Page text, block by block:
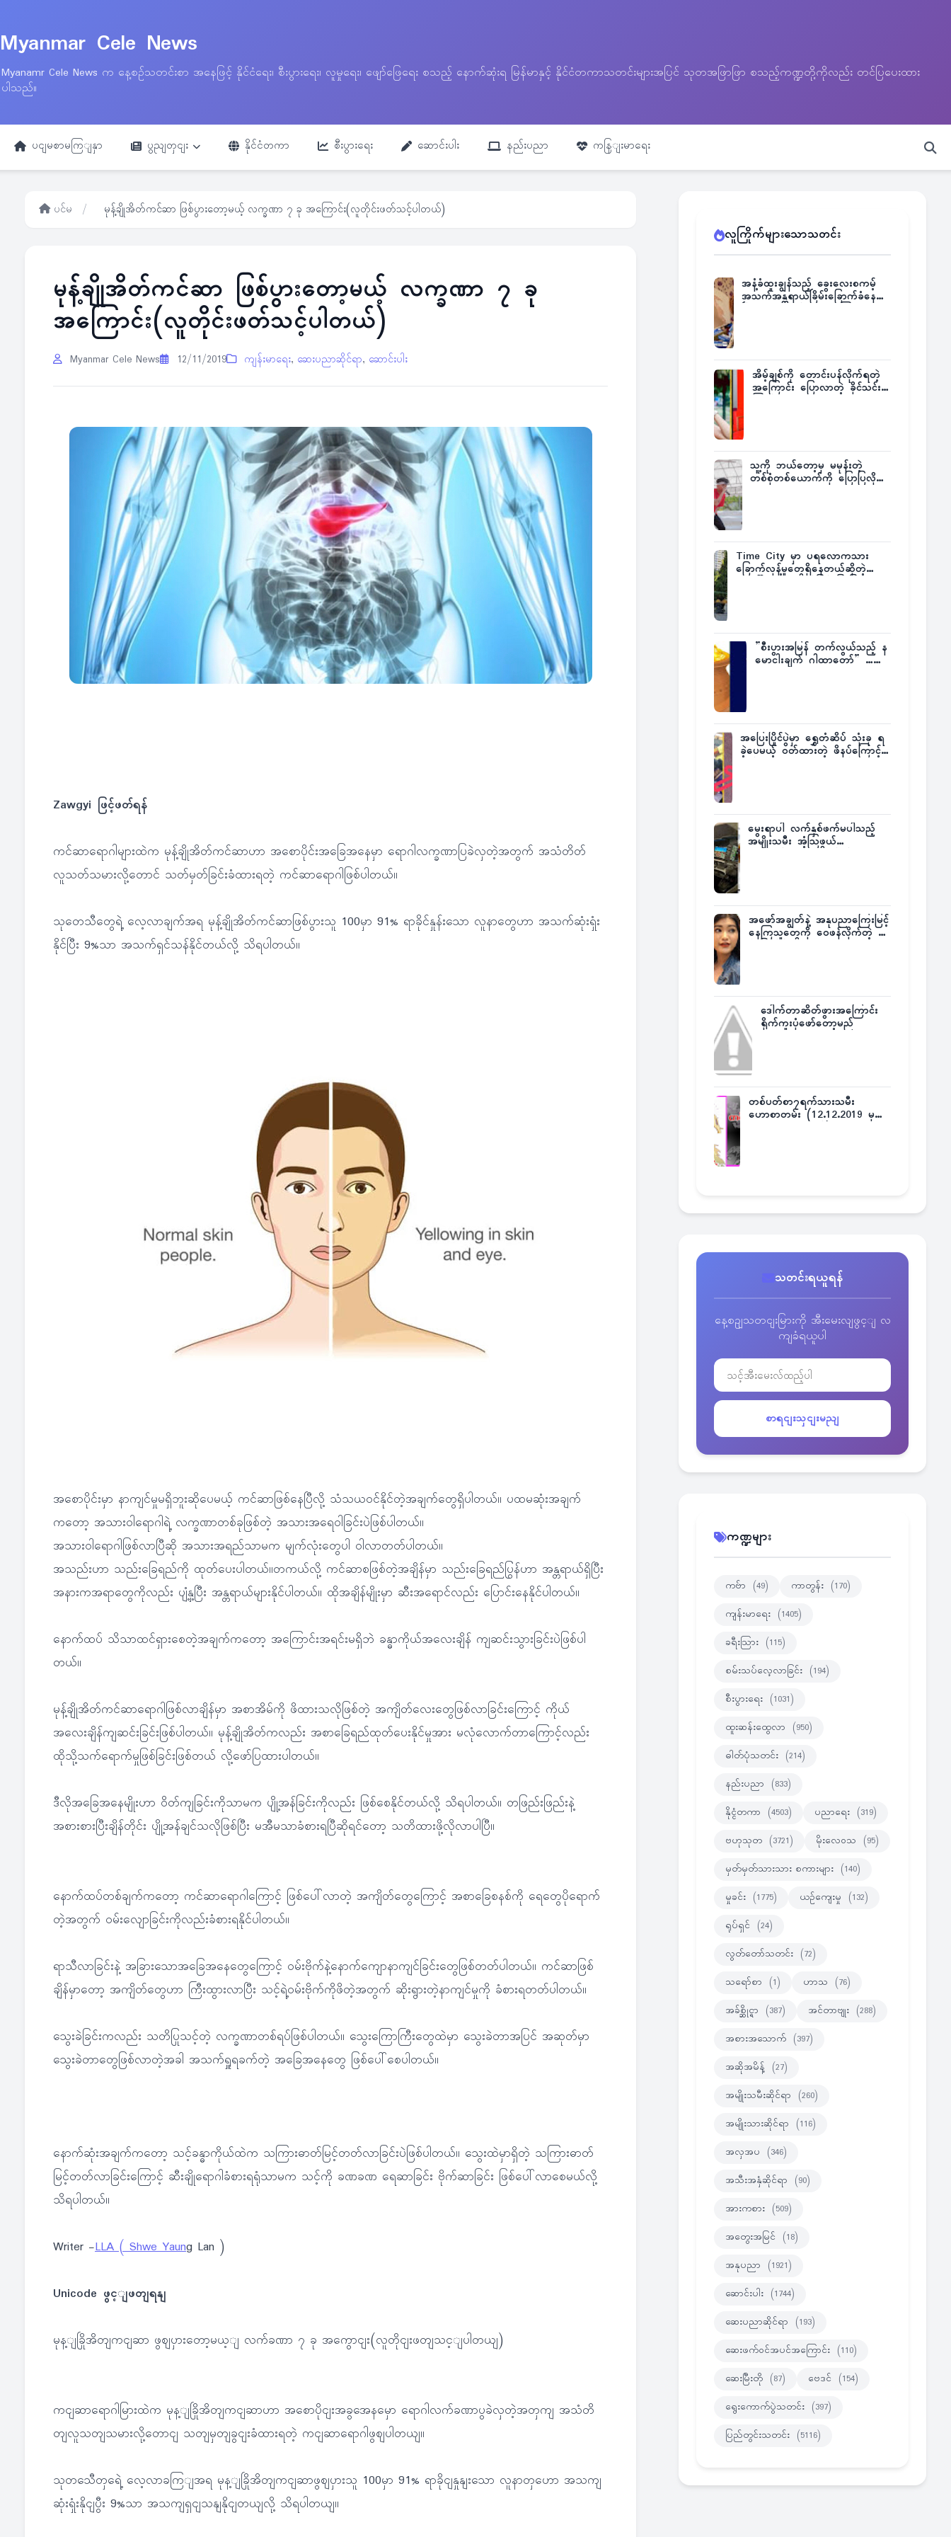
Myanmar Cele News
Myanamr Cele News က နေ့စဉ်သတင်းစာ အနေဖြင့် နိုင်ငံရေး၊ စီးပွားရေး၊ လူမှုရေး၊ ဖျော်ဖြေရေး စသည့် နောက်ဆုံးရ မြန်မာနှင့် နိုင်ငံတကာသတင်းများအပြင် သုတအဖြာဖြာ စသည့်ကဏ္ဍတို့ကိုလည်း တင်ပြပေးထား
ပါသည်။
ပငျမစာမကြျနှာ ပွညျတှငျး နိုင်ငံတကာ စီးပွားရေး ဆောင်းပါး နည်းပညာ ကနြျးမာရေး
ပင်မ / မုန့်ချိုအိတ်ကင်ဆာ ဖြစ်ပွားတော့မယ့် လက္ခဏာ ၇ ခု အကြောင်း(လူတိုင်းဖတ်သင့်ပါတယ်)
မုန့်ချိုအိတ်ကင်ဆာ ဖြစ်ပွားတော့မယ့် လက္ခဏာ ၇ ခု
အကြောင်း(လူတိုင်းဖတ်သင့်ပါတယ်)
Myanmar Cele News 12/11/2019 ကျန်းမာရေး, ဆေးပညာဆိုင်ရာ, ဆောင်းပါး
Zawgyi ဖြင့်ဖတ်ရန်
ကင်ဆာရောဂါများထဲက မုန့်ချိုအိတ်ကင်ဆာဟာ အစောပိုင်းအခြေအနေမှာ ရောဂါလက္ခဏာပြခဲလှတဲ့အတွက် အသံတိတ်
လူသတ်သမားလို့တောင် သတ်မှတ်ခြင်းခံထားရတဲ့ ကင်ဆာရောဂါဖြစ်ပါတယ်။
သုတေသီတွေရဲ့ လေ့လာချက်အရ မုန့်ချိုအိတ်ကင်ဆာဖြစ်ပွားသူ 100မှာ 91% ရာခိုင်နှုန်းသော လူနာတွေဟာ အသက်ဆုံးရှုံး
နိုင်ပြီး 9%သာ အသက်ရှင်သန်နိုင်တယ်လို့ သိရပါတယ်။
အစောပိုင်းမှာ နာကျင်မှုမရှိဘူးဆိုပေမယ့် ကင်ဆာဖြစ်နေပြီလို့ သံသယဝင်နိုင်တဲ့အချက်တွေရှိပါတယ်။ ပထမဆုံးအချက်
ကတော့ အသားဝါရောဂါရဲ့ လက္ခဏာတစ်ခုဖြစ်တဲ့ အသားအရေဝါခြင်းပဲဖြစ်ပါတယ်။
အသားဝါရောဂါဖြစ်လာပြီဆို အသားအရည်သာမက မျက်လုံးတွေပါ ဝါလာတတ်ပါတယ်။
အသည်းဟာ သည်းခြေရည်ကို ထုတ်ပေးပါတယ်။တကယ်လို့ ကင်ဆာစဖြစ်တဲ့အချိန်မှာ သည်းခြေရည်ပြွန်ဟာ အန္တရာယ်ရှိပြီး
အနားကအရာတွေကိုလည်း ပျံ့နှ့ပြီး အန္တရာယ်များနိုင်ပါတယ်။ ထိုအချိန်မျိုးမှာ ဆီးအရောင်လည်း ပြောင်းနေနိုင်ပါတယ်။
နောက်ထပ် သိသာထင်ရှားစေတဲ့အချက်ကတော့ အကြောင်းအရင်းမရှိဘဲ ခန္ဓာကိုယ်အလေးချိန် ကျဆင်းသွားခြင်းပဲဖြစ်ပါ
တယ်။
မုန့်ချိုအိတ်ကင်ဆာရောဂါဖြစ်လာချိန်မှာ အစာအိမ်ကို ဖိထားသလိုဖြစ်တဲ့ အကျိတ်လေးတွေဖြစ်လာခြင်းကြောင့် ကိုယ်
အလေးချိန်ကျဆင်းခြင်းဖြစ်ပါတယ်။ မုန့်ချိုအိတ်ကလည်း အစာခြေရည်ထုတ်ပေးနိုင်မှုအား မလုံလောက်တာကြောင့်လည်း
ထိုသို့သက်ရောက်မှုဖြစ်ခြင်းဖြစ်တယ် လို့ဖော်ပြထားပါတယ်။
ဒီလိုအခြေအနေမျိုးဟာ ဝိတ်ကျခြင်းကိုသာမက ပျို့အန်ခြင်းကိုလည်း ဖြစ်စေနိုင်တယ်လို့ သိရပါတယ်။ တဖြည်းဖြည်းနဲ့
အစားစားပြီးချိန်တိုင်း ပျို့အန်ချင်သလိုဖြစ်ပြီး မအီမသာခံစားရပြီဆိုရင်တော့ သတိထားဖို့လိုလာပါပြီ။
နောက်ထပ်တစ်ချက်ကတော့ ကင်ဆာရောဂါကြောင့် ဖြစ်ပေါ်လာတဲ့ အကျိတ်တွေကြောင့် အစာခြေစနစ်ကို ရေတွေပိုရောက်
တဲ့အတွက် ဝမ်းလျောခြင်းကိုလည်းခံစားရနိုင်ပါတယ်။
ရာသီလာခြင်းနဲ့ အခြားသောအခြေအနေတွေကြောင့် ဝမ်းဗိုက်နဲ့နောက်ကျောနာကျင်ခြင်းတွေဖြစ်တတ်ပါတယ်။ ကင်ဆာဖြစ်
ချိန်မှာတော့ အကျိတ်တွေဟာ ကြီးထွားလာပြီး သင့်ရဲ့ဝမ်းဗိုက်ကိုဖိတဲ့အတွက် ဆိုးရွားတဲ့နာကျင်မှုကို ခံစားရတတ်ပါတယ်။
သွေးခဲခြင်းကလည်း သတိပြုသင့်တဲ့ လက္ခဏာတစ်ရပ်ဖြစ်ပါတယ်။ သွေးကြောကြီးတွေထဲမှာ သွေးခဲတာအပြင် အဆုတ်မှာ
သွေးခဲတာတွေဖြစ်လာတဲ့အခါ အသက်ရှူရခက်တဲ့ အခြေအနေတွေ ဖြစ်ပေါ်စေပါတယ်။
နောက်ဆုံးအချက်ကတော့ သင့်ခန္ဓာကိုယ်ထဲက သကြားဓာတ်မြင့်တတ်လာခြင်းပဲဖြစ်ပါတယ်။ သွေးထဲမှာရှိတဲ့ သကြားဓာတ်
မြင့်တတ်လာခြင်းကြောင့် ဆီးချိုရောဂါခံစားရရုံသာမက သင့်ကို ခဏခဏ ရေဆာခြင်း ဗိုက်ဆာခြင်း ဖြစ်ပေါ်လာစေမယ်လို့
သိရပါတယ်။
Writer -LLA ( Shwe Yaung Lan )
Unicode ဖွင့ျဖတျရနျ
မုန့ျခြိုအိတျကငျဆာ ဖွဈပှားတော့မယ့ျ လက်ခဏာ ၇ ခု အကွောငျး(လူတိုငျးဖတျသင့ျပါတယျ)
ကငျဆာရောဂါမြားထဲက မုန့ျခြိုအိတျကငျဆာဟာ အစောပိုငျးအခွအေနမှော ရောဂါလက်ခဏာပွခဲလှတဲ့အတှကျ အသံတိ
တျလူသတျသမားလို့တောငျ သတျမှတျခွငျးခံထားရတဲ့ ကငျဆာရောဂါဖွဈပါတယျ။
သုတသေီတှရေဲ့ လေ့လာခကြျအရ မုန့ျခြိုအိတျကငျဆာဖွဈပှားသူ 100မှာ 91% ရာခိုငျနှုနျးသော လူနာတှဟော အသကျ
ဆုံးရှုံးနိုငျပွီး 9%သာ အသကျရှငျသနျနိုငျတယျလို့ သိရပါတယျ။
လူကြိုက်များသောသတင်း
အနံ့ခံထူးချွန်သည့် ခွေးလေးစကမ့်
အသက်အန္တရာယ်ခြိမ်းခြောက်ခံနေရ
အိမ့်ချစ်ကို တောင်းပန်လိုက်ရတဲ့
အကြောင်း ပြောလာတဲ့ ခိုင်သင်း
သူ့ကို ဘယ်တော့မှ မမုန်းတဲ့
တစ်စုံတစ်ယောက်ကို ပြောပြလိုက်
Time City မှာ ပရလောကသား
ခြောက်လှန့်မှုတွေရှိနေတယ်ဆိုတဲ့
”စီးပွားအမြန် တက်လွယ်သည့် န
မောငါးချက် ဂါထာတော်” ……
အပြေးပြိုင်ပွဲမှာ ရွှေတံဆိပ် သုံးခု ရ
ခဲ့ပေမယ့် ဝတ်ထားတဲ့ ဖိနပ်ကြောင့်
မွေးရာပါ လက်နှစ်ဖက်မပါသည့်
အမျိုးသမီး အံ့သြဖွယ်
အဖော်အချွတ်နဲ့ အနုပညာကြေးမြင့်
နေကြသူတွေကို ဝေဖန်လိုက်တဲ့ သ
ဒေါက်တာဆိတ်ဖွားအကြောင်း
ရိုက်ကူးပုံဖော်တော့မည်
တစ်ပတ်စာ၇ရက်သားသမီး
ဟောစာတမ်း (12.12.2019 မှ
သတင်းရယူရန်
နေ့စဥျသတငျးမြားကို အီးမေးလျဖွင့ျ လ
ကျခံရယူပါ
စာရငျးသှငျးမညျ
ကဏ္ဍများ
ကဗ်ာ (49) ကာတွန်း (170)
ကျန်းမာရေး (1405)
ခရီးသြား (115)
စမ်းသပ်လေ့လာခြင်း (194)
စီးပွားရေး (1031)
ထူးဆန်းထွေလာ (950)
ဓါတ်ပုံသတင်း (214)
နည်းပညာ (833)
နိုင္ငံတကာ (4503) ပညာရေး (319)
ဗဟုသုတ (3721) မိုးလေဝသ (95)
မှတ်မှတ်သားသား စကားများ (140)
မှုခင်း (1775) ယဉ်ကျေးမှု (132)
ရုပ်ရှင် (24)
လွတ်တော်သတင်း (72)
သရော်စာ (1) ဟာသ (76)
အခ်စ္ဆိုင္ရာ (387) အင်တာဗျုး (288)
အစားအသောက် (397)
အဆိုအမိန့် (27)
အမျိုးသမီးဆိုင်ရာ (260)
အမျိုးသားဆိုင်ရာ (116)
အလှအပ (346)
အသီးအနှံဆိုင်ရာ (90)
အားကစား (509)
အတွေးအမြင် (18)
အနုပညာ (1921)
ဆောင်းပါး (1744)
ဆေးပညာဆိုင်ရာ (193)
ဆေးဖက်ဝင်အပင်အကြောင်း (110)
ဆေးမြီးတို (87) ဗေဒင် (154)
ရွေးကောက်ပွဲသတင်း (397)
ပြည်တွင်းသတင်း (5116)